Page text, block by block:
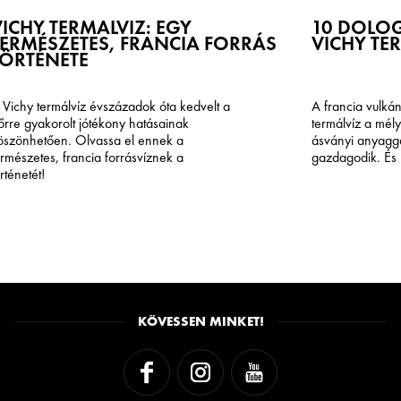
TERMÁLVÍZ: EGY
FRANCIA FORRÁS
termálvíz évszázadok óta kedvelt a
gyakorolt jótékony hatásainak
Olvassa el ennek a
francia forrásvíznek a
10
VICHY
A francia
termálvíz a
ásványi
gazdagodik. És
KÖVESSEN MINKET!